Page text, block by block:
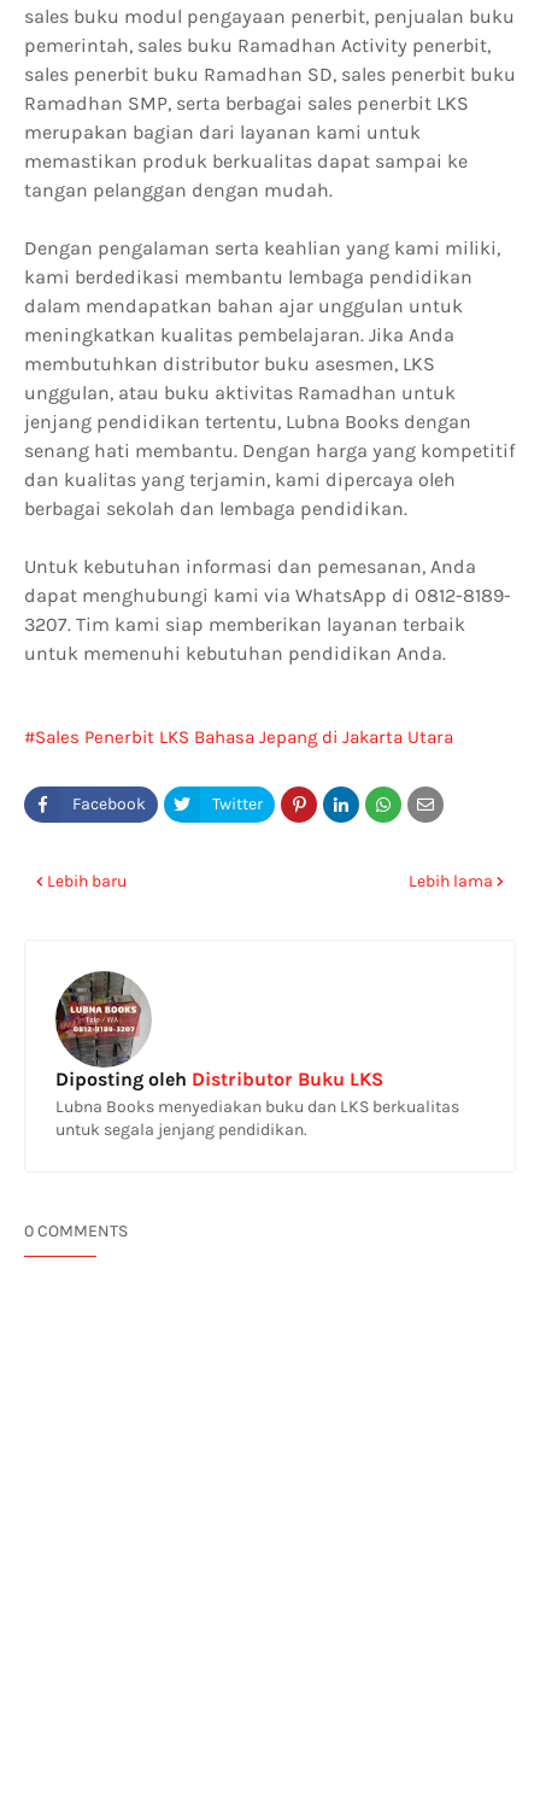
sales buku modul pengayaan penerbit, penjualan buku
pemerintah, sales buku Ramadhan Activity penerbit,
sales penerbit buku Ramadhan SD, sales penerbit buku
Ramadhan SMP, serta berbagai sales penerbit LKS
merupakan bagian dari layanan kami untuk
memastikan produk berkualitas dapat sampai ke
tangan pelanggan dengan mudah.
Dengan pengalaman serta keahlian yang kami miliki,
kami berdedikasi membantu lembaga pendidikan
dalam mendapatkan bahan ajar unggulan untuk
meningkatkan kualitas pembelajaran. Jika Anda
membutuhkan distributor buku asesmen, LKS
unggulan, atau buku aktivitas Ramadhan untuk
jenjang pendidikan tertentu, Lubna Books dengan
senang hati membantu. Dengan harga yang kompetitif
dan kualitas yang terjamin, kami dipercaya oleh
berbagai sekolah dan lembaga pendidikan.
Untuk kebutuhan informasi dan pemesanan, Anda
dapat menghubungi kami via WhatsApp di 0812-8189-
3207. Tim kami siap memberikan layanan terbaik
untuk memenuhi kebutuhan pendidikan Anda.
Sales Penerbit LKS Bahasa Jepang di Jakarta Utara
Lebih baru Lebih lama
Diposting oleh Distributor Buku LKS
Lubna Books menyediakan buku dan LKS berkualitas
untuk segala jenjang pendidikan.
0 COMMENTS